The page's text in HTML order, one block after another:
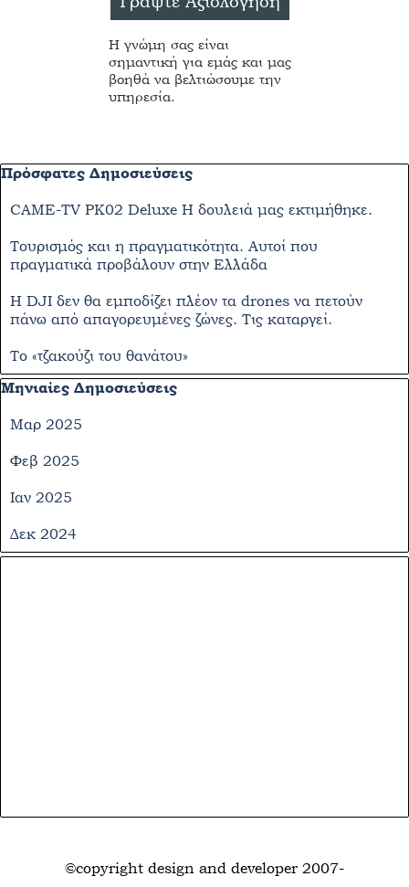
Η γνώμη σας είναι
σημαντική για εμάς και μας
βοηθά να βελτιώσουμε την
υπηρεσία.
Παράλειψη μπλόκ Πρόσφατες Δημοσιεύσεις
Πρόσφατες Δημοσιεύσεις
CAME-TV PK02 Deluxe Η δουλειά μας εκτιμήθηκε.
Τουρισμός και η πραγματικότητα. Αυτοί που
πραγματικά προβάλουν στην Ελλάδα
Η DJI δεν θα εμποδίζει πλέον τα drones να πετούν
πάνω από απαγορευμένες ζώνες. Τις καταργεί.
Το «τζακούζι του θανάτου»
Παράλειψη μπλόκ Μηνιαίες Δημοσιεύσεις
Μηνιαίες Δημοσιεύσεις
Μαρ 2025
Φεβ 2025
Ιαν 2025
Δεκ 2024
©copyright design and developer 2007-